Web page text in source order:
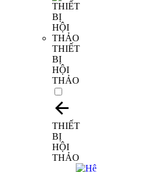
THIẾT
BỊ
HỘI
THẢO
THIẾT
BỊ
HỘI
THẢO